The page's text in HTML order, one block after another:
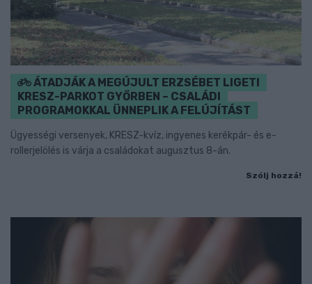
ÁTADJÁK A MEGÚJULT ERZSÉBET LIGETI
KRESZ-PARKOT GYŐRBEN – CSALÁDI
PROGRAMOKKAL ÜNNEPLIK A FELÚJÍTÁST
Ügyességi versenyek, KRESZ-kvíz, ingyenes kerékpár- és e-
rollerjelölés is várja a családokat augusztus 8-án.
Szólj hozzá!